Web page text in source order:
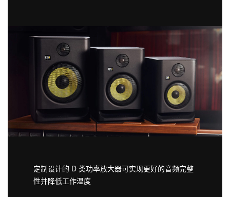
定制设计的 D 类功率放大器可实现更好的音频完整
性并降低工作温度